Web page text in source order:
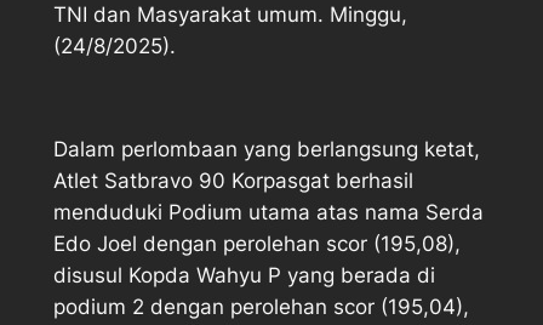
TNI dan Masyarakat umum. Minggu,
(24/8/2025).
Dalam perlombaan yang berlangsung ketat,
Atlet Satbravo 90 Korpasgat berhasil
menduduki Podium utama atas nama Serda
Edo Joel dengan perolehan scor (195,08),
disusul Kopda Wahyu P yang berada di
podium 2 dengan perolehan scor (195,04),